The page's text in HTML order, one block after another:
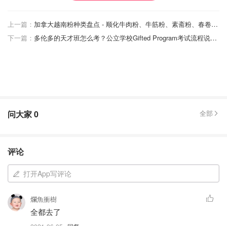
离。 ⚠️我个人建议大家还是避开周末去，毕竟疫情期安全是
第一位?！ ?一些小tips 1⃣️ 岛上大部分观赏点都隶属于国家
要！ 3⃣️ 如果现在去，多数地方没开找厕所?会有点困难。
～～～
Elora小镇：一日打卡好去处
在家天天买买买的小伙伴，想穿新衣服出去嗨森？多伦多周
边小镇Elora快去打卡叭！小镇距离多伦多1.5小时，非常适
上一篇：
加拿大越南粉种类盘点 - 顺化牛肉粉、牛筋粉、素斋粉、春卷等11道必点菜品推荐！
下一篇：
多伦多的天才班怎么考？公立学校Gifted Program考试流程说明+多伦多校区天才班盘点
问大家0 全部
评论
打开App写评论
爛魚衝樹
全都去了